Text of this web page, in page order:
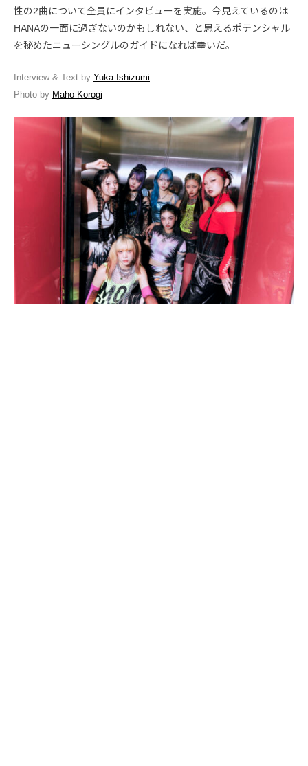
性の2曲について全員にインタビューを実施。今見えているのは
HANAの一面に過ぎないのかもしれない、と思えるポテンシャル
を秘めたニューシングルのガイドになれば幸いだ。
Interview & Text by Yuka Ishizumi
Photo by Maho Korogi